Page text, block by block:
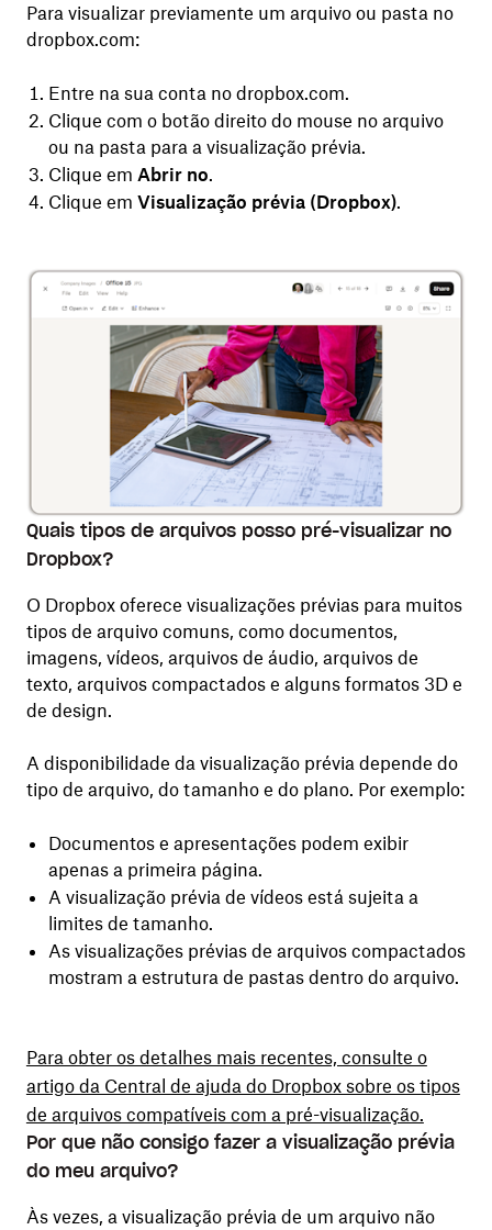
Para visualizar previamente um arquivo ou pasta no
dropbox.com:
Entre na sua conta no dropbox.com.
Clique com o botão direito do mouse no arquivo
ou na pasta para a visualização prévia.
Clique em Abrir no.
Clique em Visualização prévia (Dropbox).
Quais tipos de arquivos posso pré-visualizar no
Dropbox?
O Dropbox oferece visualizações prévias para muitos
tipos de arquivo comuns, como documentos,
imagens, vídeos, arquivos de áudio, arquivos de
texto, arquivos compactados e alguns formatos 3D e
de design.
A disponibilidade da visualização prévia depende do
tipo de arquivo, do tamanho e do plano. Por exemplo:
Documentos e apresentações podem exibir
apenas a primeira página.
A visualização prévia de vídeos está sujeita a
limites de tamanho.
As visualizações prévias de arquivos compactados
mostram a estrutura de pastas dentro do arquivo.
Para obter os detalhes mais recentes, consulte o
artigo da Central de ajuda do Dropbox sobre os tipos
de arquivos compatíveis com a pré-visualização.
Por que não consigo fazer a visualização prévia
do meu arquivo?
Às vezes, a visualização prévia de um arquivo não